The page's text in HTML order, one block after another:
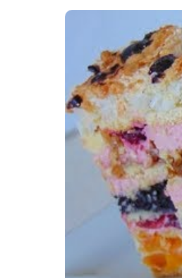
Мясо по-французьки
Шинка
Рецепти із фаршу